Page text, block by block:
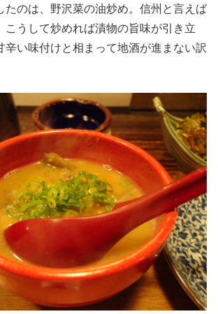
たのは、野沢菜の油炒め。信州と言えば
こうして炒めれば漬物の旨味が引き立
辛い味付けと相まって地酒が進まない訳